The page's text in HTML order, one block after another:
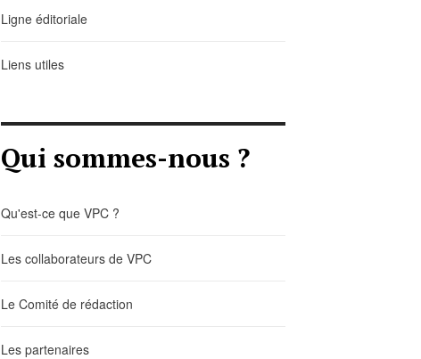
Ligne éditoriale
Liens utiles
Qui sommes-nous ?
Qu'est-ce que VPC ?
Les collaborateurs de VPC
Le Comité de rédaction
Les partenaires